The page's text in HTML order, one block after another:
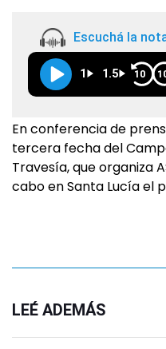
Escuchá la
1 1.5 10
En conferencia de
tercera fecha del
Travesía, que organiza
cabo en Santa Lucía el
LEÉ ADEMÁS